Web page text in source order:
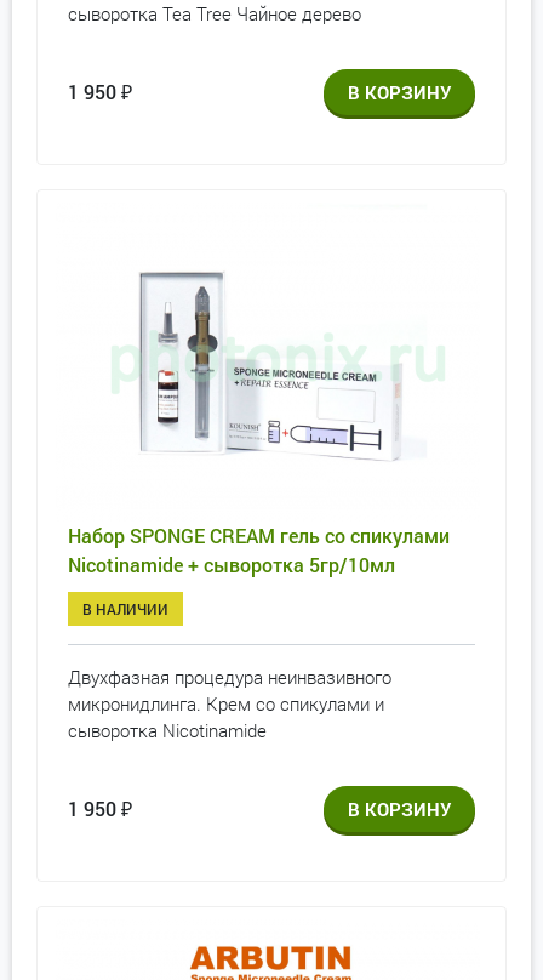
сыворотка Tea Tree Чайное дерево
1 950 ₽
Набор SPONGE CREAM гель со спикулами
Nicotinamide + сыворотка 5гр/10мл
В НАЛИЧИИ
Двухфазная процедура неинвазивного
микронидлинга. Крем со спикулами и
сыворотка Nicotinamide
1 950 ₽